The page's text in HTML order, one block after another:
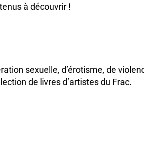
à découvrir !
sexuel le, d’érotisme, de
de livres d’artistes du Frac.